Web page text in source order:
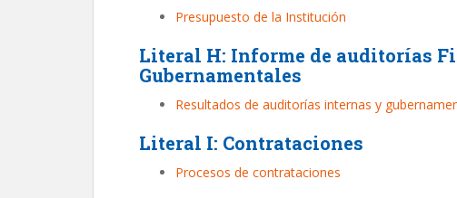
Presupuesto de la Institución
Literal H: Informe de auditorías
Gubernamentales
Resultados de auditorías internas y
Literal I: Contrataciones
Procesos de contrataciones